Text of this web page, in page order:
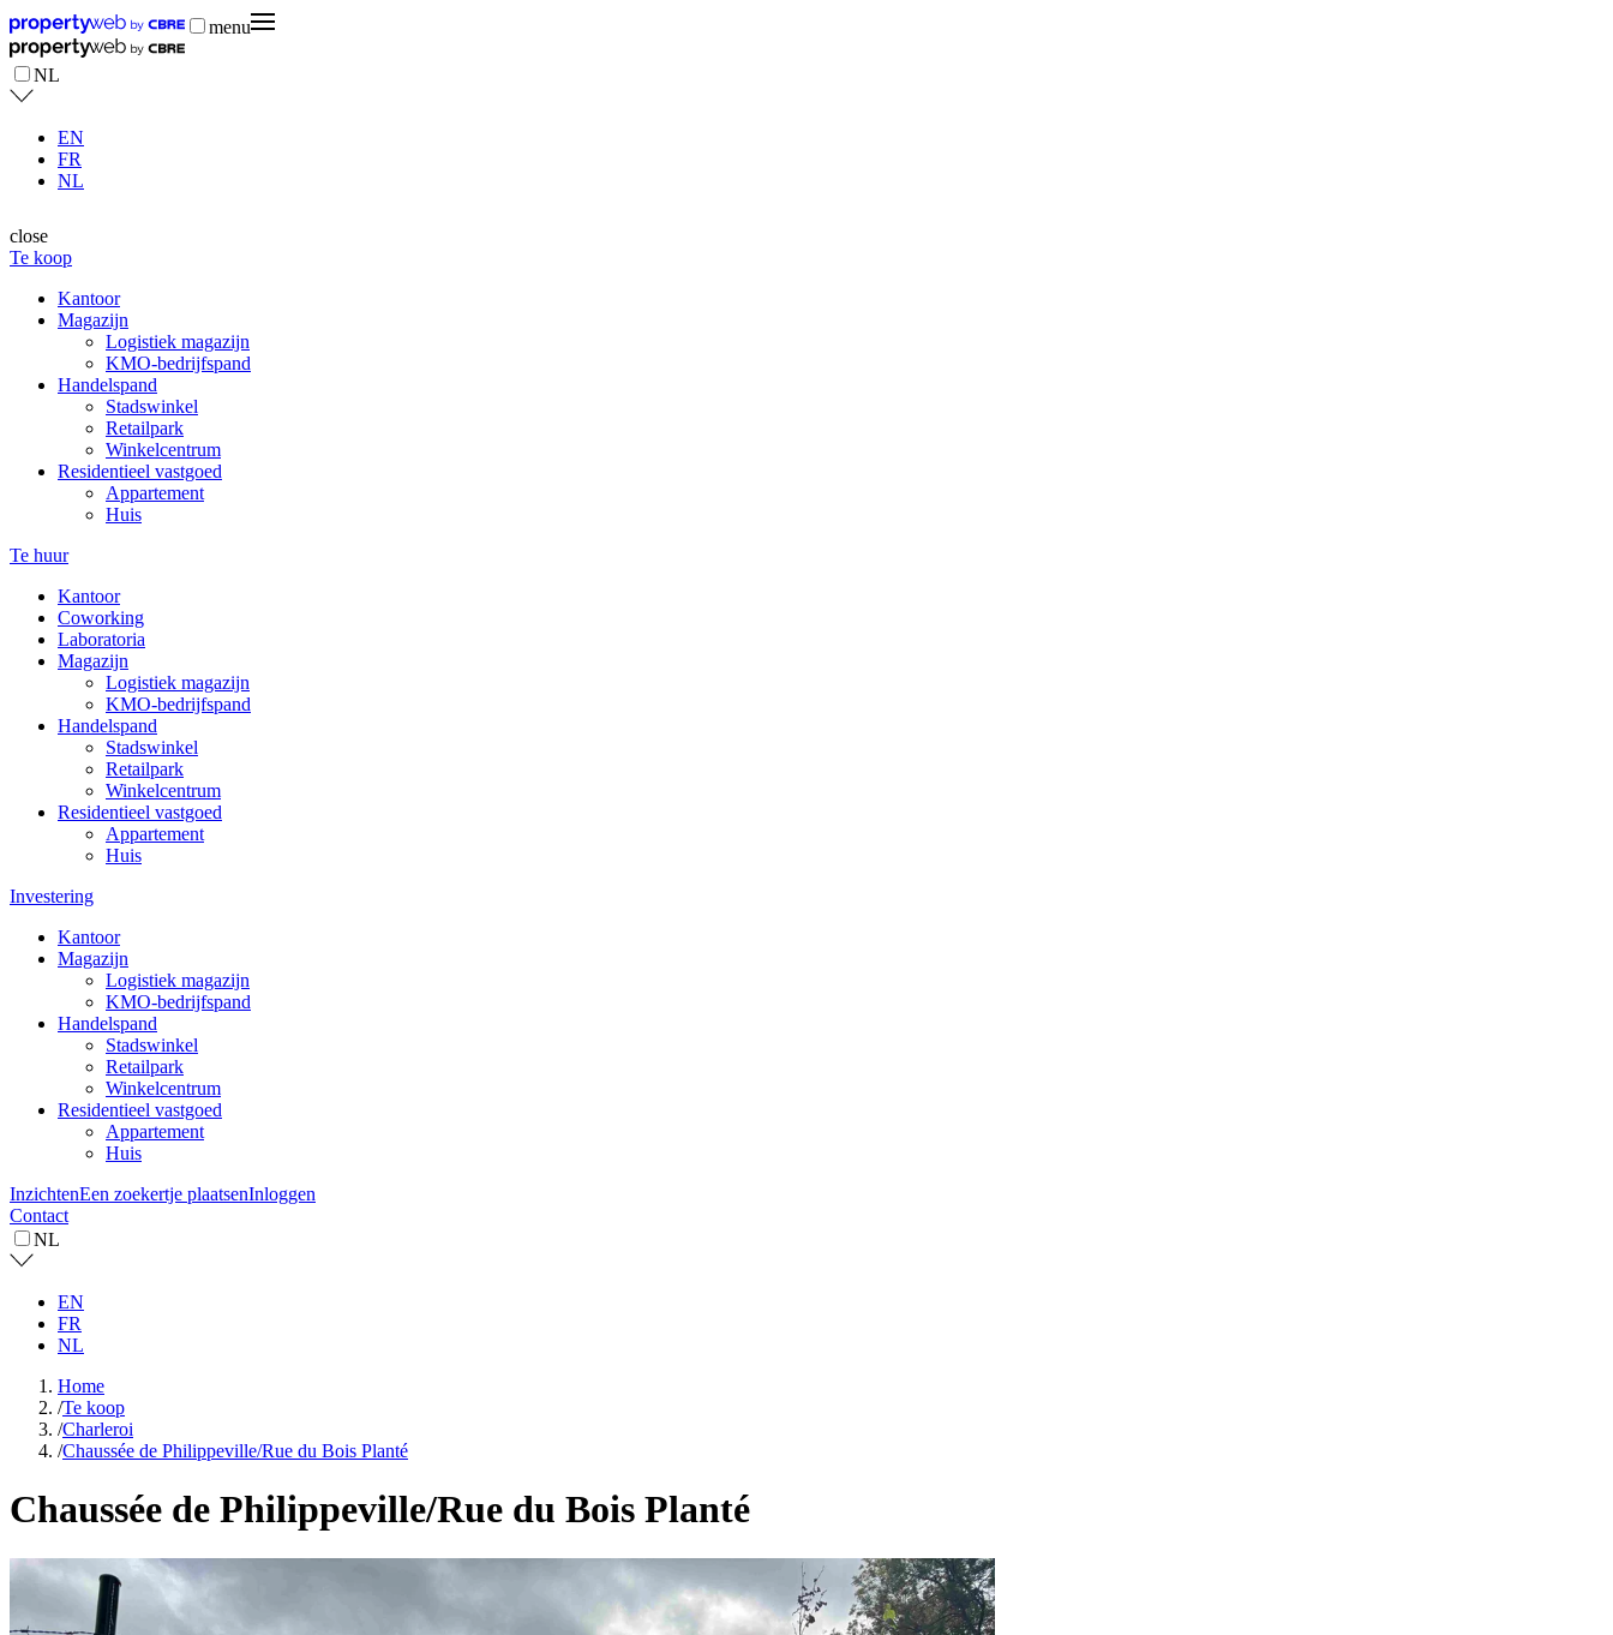
menu
NL
EN
FR
NL
close
Te koop
Kantoor
Magazijn
Logistiek magazijn
KMO-bedrijfspand
Handelspand
Stadswinkel
Retailpark
Winkelcentrum
Residentieel vastgoed
Appartement
Huis
Te huur
Kantoor
Coworking
Laboratoria
Magazijn
Logistiek magazijn
KMO-bedrijfspand
Handelspand
Stadswinkel
Retailpark
Winkelcentrum
Residentieel vastgoed
Appartement
Huis
Investering
Kantoor
Magazijn
Logistiek magazijn
KMO-bedrijfspand
Handelspand
Stadswinkel
Retailpark
Winkelcentrum
Residentieel vastgoed
Appartement
Huis
InzichtenEen zoekertje plaatsenInloggen
Contact
NL
EN
FR
NL
Home
/Te koop
/Charleroi
/Chaussée de Philippeville/Rue du Bois Planté
Chaussée de Philippeville/Rue du Bois Planté